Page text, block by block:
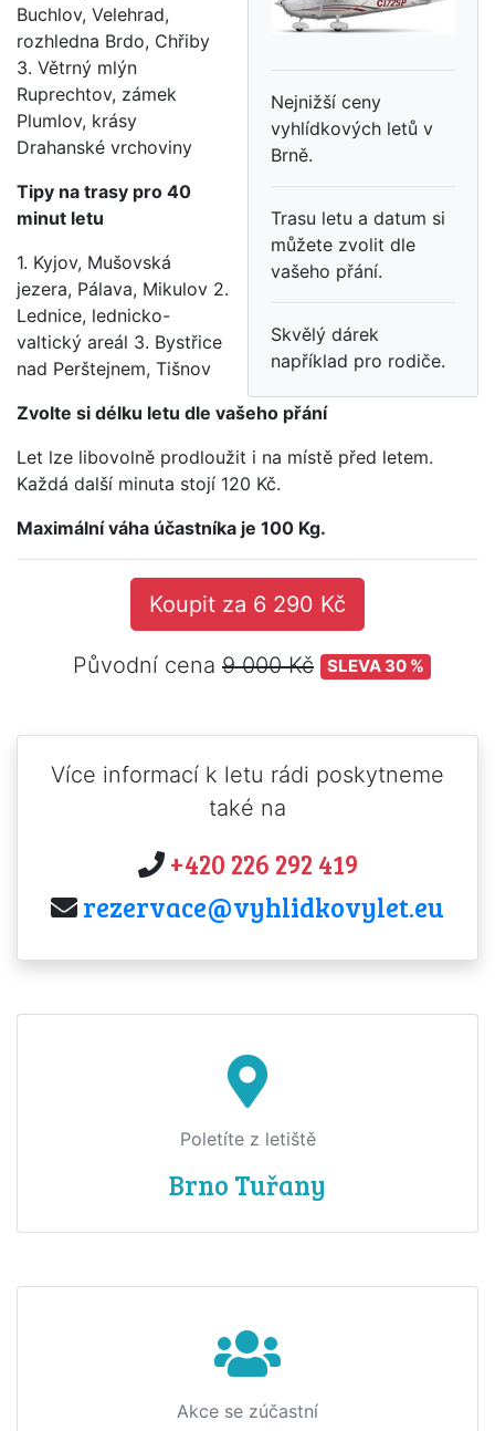
Nejnižší ceny
vyhlídkových letů v
Brně.
Trasu letu a datum si
můžete zvolit dle
vašeho přání.
Skvělý dárek
například pro rodiče.
Buchlov, Velehrad,
rozhledna Brdo, Chřiby
3. Větrný mlýn
Ruprechtov, zámek
Plumlov, krásy
Drahanské vrchoviny
Tipy na trasy pro 40
minut letu
1. Kyjov, Mušovská
jezera, Pálava, Mikulov 2.
Lednice, lednicko-
valtický areál 3. Bystřice
nad Perštejnem, Tišnov
Zvolte si délku letu dle vašeho přání
Let lze libovolně prodloužit i na místě před letem.
Každá další minuta stojí 120 Kč.
Maximální váha účastníka je 100 Kg.
Koupit za 6 290 Kč
Původní cena 9 000 Kč SLEVA 30 %
Více informací k letu rádi poskytneme
také na
+420 226 292 419
rezervace@vyhlidkovylet.eu
Poletíte z letiště
Brno Tuřany
Akce se zúčastní